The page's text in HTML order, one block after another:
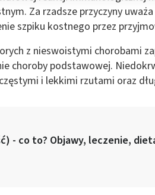
Za rzadsze przyczyny
szpiku kostnego przez
z nieswoistymi chorobami
choroby podstawowej.
i lekkimi rzutami oraz
- co to? Objawy, leczenie,
źródeł